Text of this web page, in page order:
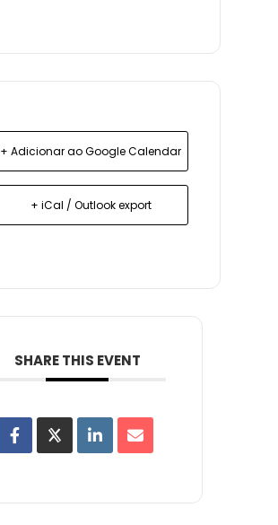
+ Adicionar ao Google Calendar
+ iCal / Outlook export
SHARE THIS EVENT